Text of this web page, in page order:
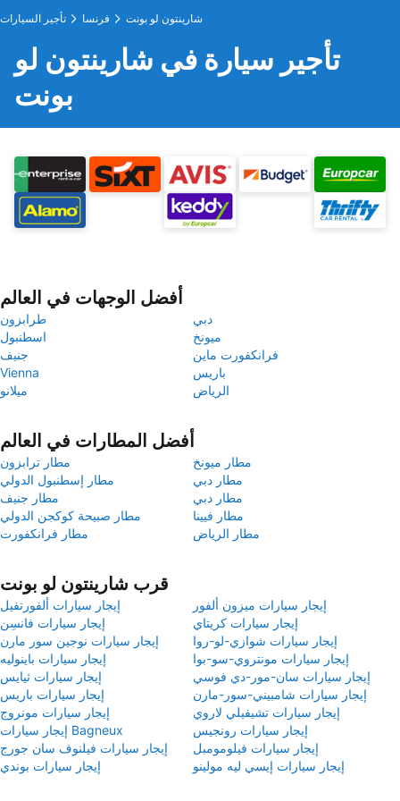
تأجير السيارات فرنسا شارينتون لو بونت
تأجير سيارة في شارينتون لو
بونت
أفضل الوجهات في العالم
طرابزون
دبي
اسطنبول
ميونخ
جنيف
فرانكفورت ماين
Vienna
باريس
ميلانو
الرياض
أفضل المطارات في العالم
مطار ترابزون
مطار ميونخ
مطار إسطنبول الدولي
مطار دبي
مطار جنيف
مطار دبي
مطار صبيحة كوكجن الدولي
مطار فيينا
مطار فرانكفورت
مطار الرياض
قرب شارينتون لو بونت
إيجار سيارات ألفورتفيل
إيجار سيارات ميزون ألفور
إيجار سيارات فانسِن
إيجار سيارات كريتاي
إيجار سيارات نوجين سور مارن
إيجار سيارات شوازي-لو-روا
إيجار سيارات باينوليه
إيجار سيارات مونتروي-سو-بوا
إيجار سيارات ثيايس
إيجار سيارات سان-مور-دي فوسي
إيجار سيارات باريس
إيجار سيارات شامبيني-سور-مارن
إيجار سيارات مونروج
إيجار سيارات تشيفيلي لاروي
إيجار سيارات Bagneux
إيجار سيارات رونجيس
إيجار سيارات فيلنوف سان جورج
إيجار سيارات فيلومومبل
إيجار سيارات بوندي
إيجار سيارات إيسي ليه مولينو